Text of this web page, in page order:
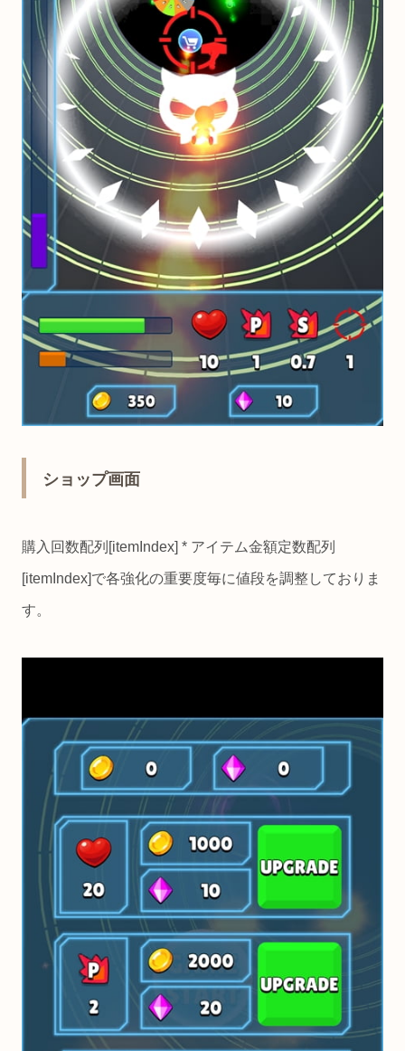
ショップ画面
購入回数配列[itemIndex] * アイテム金額定数配列
[itemIndex]で各強化の重要度毎に値段を調整しておりま
す。